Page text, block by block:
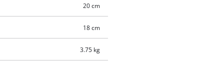
20 cm
18 cm
3.75 kg